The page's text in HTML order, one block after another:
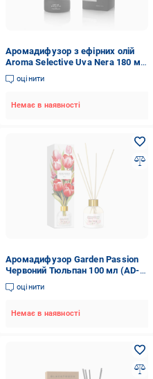
Аромадифузор з ефірних олій
Aroma Selective Uva Nera 180 мл
(30108)
оцінити
Немає в наявності
Аромадифузор Garden Passion
Червоний Тюльпан 100 мл (AD-
RT-GP)
оцінити
Немає в наявності